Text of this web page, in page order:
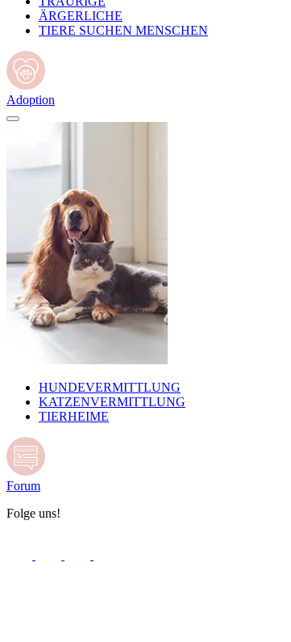
ÄRGERLICHE
TIERE SUCHEN MENSCHEN
Adoption
HUNDEVERMITTLUNG
KATZENVERMITTLUNG
TIERHEIME
Forum
Folge uns!